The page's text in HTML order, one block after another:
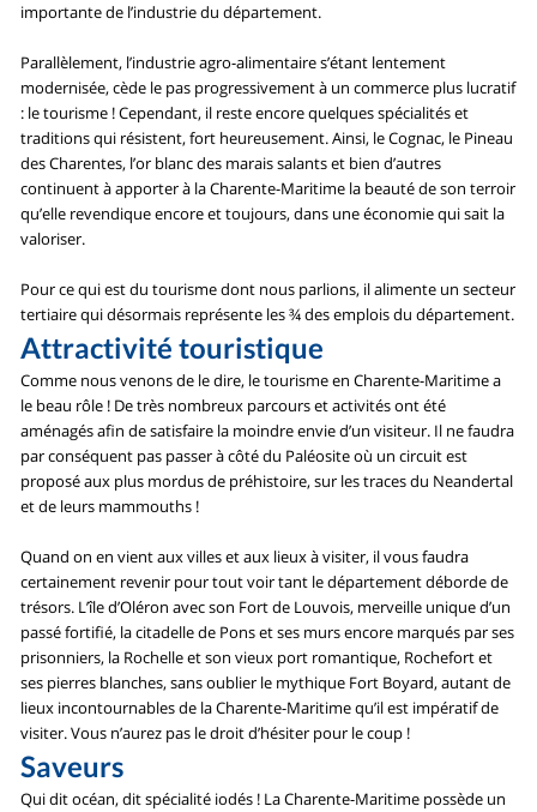
importante de l’industrie du département.
Parallèlement, l’industrie agro-alimentaire s’étant lentement
modernisée, cède le pas progressivement à un commerce plus lucratif
: le tourisme ! Cependant, il reste encore quelques spécialités et
traditions qui résistent, fort heureusement. Ainsi, le Cognac, le Pineau
des Charentes, l’or blanc des marais salants et bien d’autres
continuent à apporter à la Charente-Maritime la beauté de son terroir
qu’elle revendique encore et toujours, dans une économie qui sait la
valoriser.
Pour ce qui est du tourisme dont nous parlions, il alimente un secteur
tertiaire qui désormais représente les ¾ des emplois du département.
Attractivité touristique
Comme nous venons de le dire, le tourisme en Charente-Maritime a
le beau rôle ! De très nombreux parcours et activités ont été
aménagés afin de satisfaire la moindre envie d’un visiteur. Il ne faudra
par conséquent pas passer à côté du Paléosite où un circuit est
proposé aux plus mordus de préhistoire, sur les traces du Neandertal
et de leurs mammouths !
Quand on en vient aux villes et aux lieux à visiter, il vous faudra
certainement revenir pour tout voir tant le département déborde de
trésors. L’île d’Oléron avec son Fort de Louvois, merveille unique d’un
passé fortifié, la citadelle de Pons et ses murs encore marqués par ses
prisonniers, la Rochelle et son vieux port romantique, Rochefort et
ses pierres blanches, sans oublier le mythique Fort Boyard, autant de
lieux incontournables de la Charente-Maritime qu’il est impératif de
visiter. Vous n’aurez pas le droit d’hésiter pour le coup !
Saveurs
Qui dit océan, dit spécialité iodés ! La Charente-Maritime possède un